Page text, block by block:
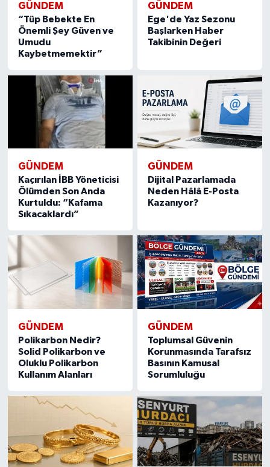
GÜNDEM
“Tüp Bebekte En
Önemli Şey Güven ve
Umudu
Kaybetmemektir”
GÜNDEM
Ege'de Yaz Sezonu
Başlarken Haber
Takibinin Değeri
GÜNDEM
Kaçırılan İBB Yöneticisi
Ölümden Son Anda
Kurtuldu: “Kafama
Sıkacaklardı”
GÜNDEM
Dijital Pazarlamada
Neden Hâlâ E-Posta
Kazanıyor?
GÜNDEM
Polikarbon Nedir?
Solid Polikarbon ve
Oluklu Polikarbon
Kullanım Alanları
GÜNDEM
Toplumsal Güvenin
Korunmasında Tarafsız
Basının Kamusal
Sorumluluğu